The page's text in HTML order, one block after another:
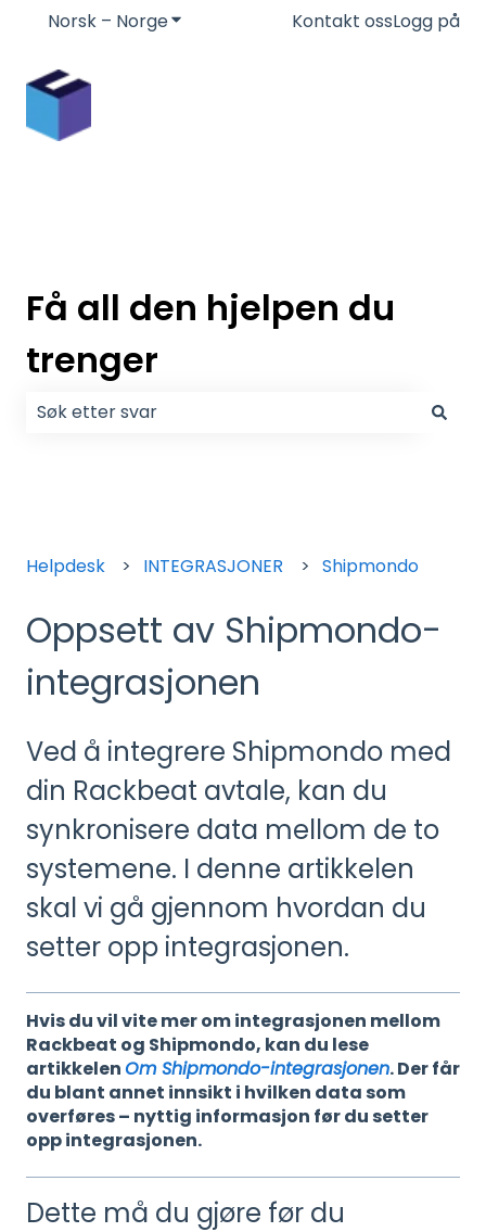
Norsk – NorgeVis undermeny for oversettelser
Kontakt ossLogg på
Få all den hjelpen du
trenger
Helpdesk INTEGRASJONER Shipmondo
Oppsett av Shipmondo-
integrasjonen
Ved å integrere Shipmondo med
din Rackbeat avtale, kan du
synkronisere data mellom de to
systemene. I denne artikkelen
skal vi gå gjennom hvordan du
setter opp integrasjonen.
Hvis du vil vite mer om integrasjonen mellom
Rackbeat og Shipmondo, kan du lese
artikkelenOm Shipmondo-integrasjonen. Der får
du blant annet innsikt i hvilken data som
overføres – nyttig informasjon før du setter
opp integrasjonen.
Dette må du gjøre før du